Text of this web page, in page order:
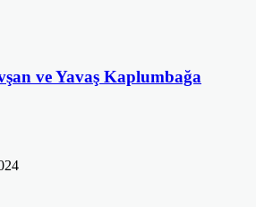
ve Yavaş Kaplumbağa